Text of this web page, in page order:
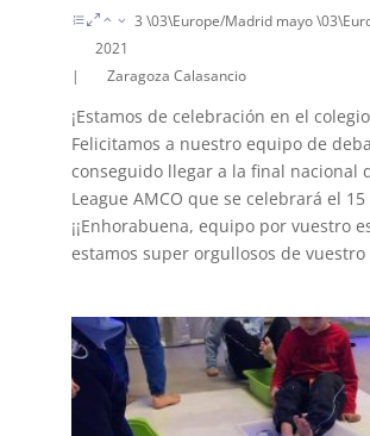
3 \03\Europe/Madrid mayo
2021
|
Zaragoza Calasancio
¡Estamos de celebración en el
Felicitamos a nuestro equipo de
conseguido llegar a la final nacional
League AMCO que se celebrará el
¡¡Enhorabuena, equipo por vuestro
estamos super orgullosos de